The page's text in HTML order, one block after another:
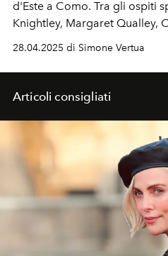
d'Este a Como. Tra gli ospiti
Knightley, Margaret Qualley,
28.04.2025 di Simone Vertua
Articoli consigliati